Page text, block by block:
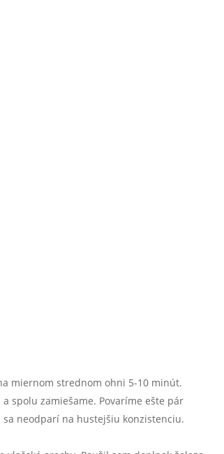
miernom strednom ohni 5-10 minút.
spolu zamiešame. Povaríme ešte pár
neodparí na hustejšiu konzistenciu.